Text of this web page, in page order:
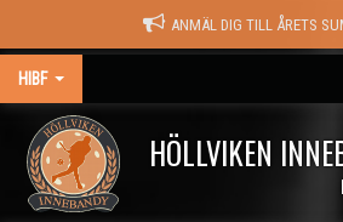
ANMÄL DIG TILL ÅRETS
HIBF
HÖLLVIKEN